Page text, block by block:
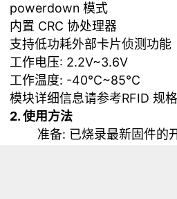
powerdown 模式
内置 CRC 协处理器
支持低功耗外部卡片侦测功能
工作电压: 2.2V~3.6V
工作温度: -40°C~85°C
模块详细信息请参考RFID 规
2. 使用方法
准备: 已烧录最新固件的